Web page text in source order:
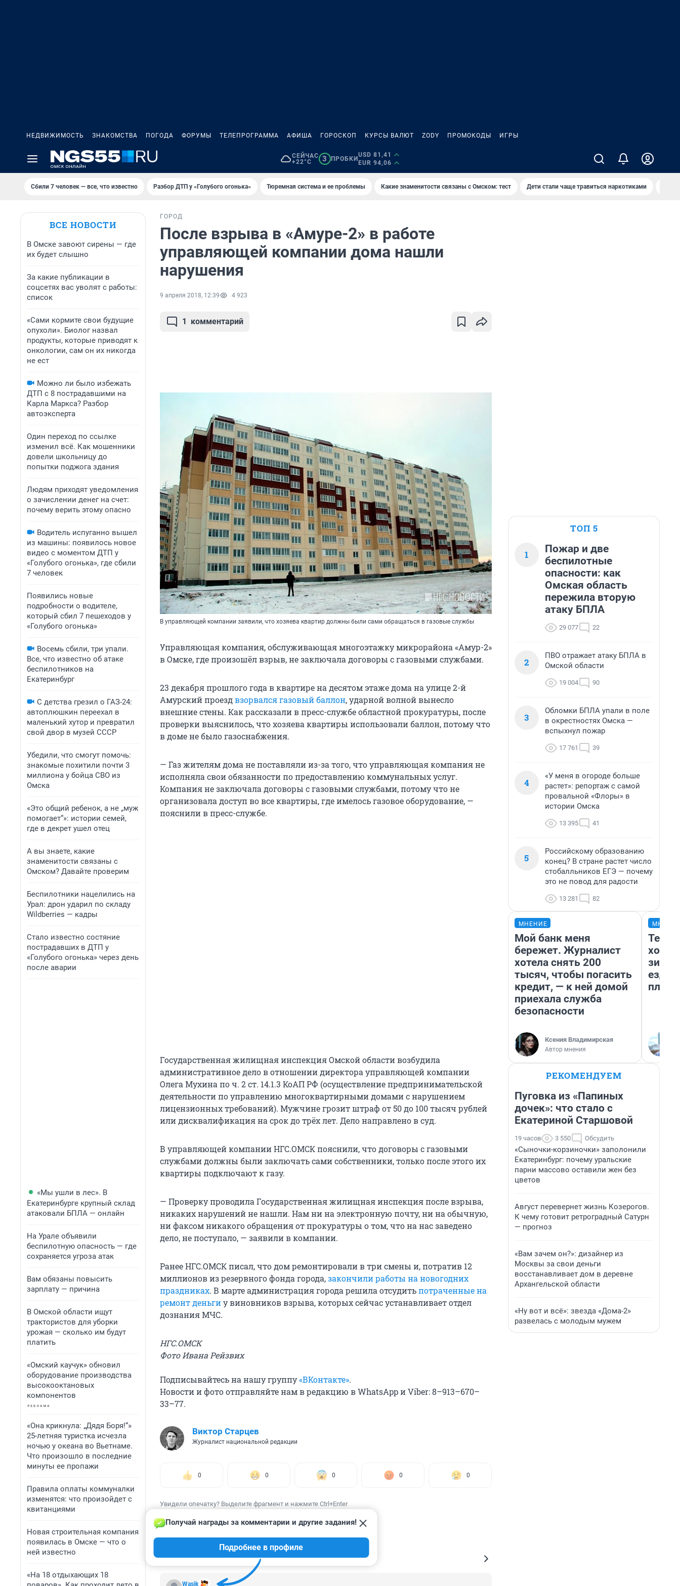
НЕДВИЖИМОСТЬ ЗНАКОМСТВА ПОГОДА ФОРУМЫ ТЕЛЕПРОГРАММА АФИША ГОРОСКОП КУРСЫ ВАЛЮТ ZODY ПРОМОКОДЫ ИГРЫ
СЕЙЧАС
+22°C
3 ПРОБКИ
USD 81,41
EUR 94,06
Сбили 7 человек — все, что известно Разбор ДТП у «Голубого огонька» Тюремная система и ее проблемы Какие знаменитости связаны с Омском: тест Дети стали чаще травиться наркотиками
ВСЕ НОВОСТИ
В Омске завоют сирены — где
их будет слышно
За какие публикации в
соцсетях вас уволят с работы:
список
«Сами кормите свои будущие
опухоли». Биолог назвал
продукты, которые приводят к
онкологии, сам он их никогда
не ест
Можно ли было избежать
ДТП с 8 пострадавшими на
Карла Маркса? Разбор
автоэксперта
Один переход по ссылке
изменил всё. Как мошенники
довели школьницу до
попытки поджога здания
Людям приходят уведомления
о зачислении денег на счет:
почему верить этому опасно
Водитель испуганно вышел
из машины: появилось новое
видео с моментом ДТП у
«Голубого огонька», где сбили
7 человек
Появились новые
подробности о водителе,
который сбил 7 пешеходов у
«Голубого огонька»
Восемь сбили, три упали.
Все, что известно об атаке
беспилотников на
Екатеринбург
С детства грезил о ГАЗ-24:
автоплюшкин переехал в
маленький хутор и превратил
свой двор в музей СССР
Убедили, что смогут помочь:
знакомые похитили почти 3
миллиона у бойца СВО из
Омска
«Это общий ребенок, а не „муж
помогает“»: истории семей,
где в декрет ушел отец
А вы знаете, какие
знаменитости связаны с
Омском? Давайте проверим
Беспилотники нацелились на
Урал: дрон ударил по складу
Wildberries — кадры
Стало известно состяние
пострадавших в ДТП у
«Голубого огонька» через день
после аварии
«Мы ушли в лес». В
Екатеринбурге крупный склад
атаковали БПЛА — онлайн
На Урале объявили
беспилотную опасность — где
сохраняется угроза атак
Вам обязаны повысить
зарплату — причина
В Омской области ищут
трактористов для уборки
урожая — сколько им будут
платить
«Омский каучук» обновил
оборудование производства
высокооктановых
компонентов
«Она крикнула: „Дядя Боря!“»
25-летняя туристка исчезла
ночью у океана во Вьетнаме.
Что произошло в последние
минуты ее пропажи
Правила оплаты коммуналки
изменятся: что произойдет с
квитанциями
Новая строительная компания
появилась в Омске — что о
ней известно
«На 18 отдыхающих 18
ГОРОД
После взрыва в «Амуре-2» в работе
управляющей компании дома нашли
нарушения
9 апреля 2018, 12:39 4 923
1 комментарий
В управляющей компании заявили, что хозяева квартир должны были сами обращаться в газовые службы
Управляющая компания, обслуживающая многоэтажку микрорайона «Амур-2»
в Омске, где произошёл взрыв, не заключала договоры с газовыми службами.
23 декабря прошлого года в квартире на десятом этаже дома на улице 2-й
Амурский проездвзорвался газовый баллон, ударной волной вынесло
внешние стены. Как рассказали в пресс-службе областной прокуратуры, после
проверки выяснилось, что хозяева квартиры использовали баллон, потому что
в доме не было газоснабжения.
— Газ жителям дома не поставляли из-за того, что управляющая компания не
исполняла свои обязанности по предоставлению коммунальных услуг.
Компания не заключала договоры с газовыми службами, потому что не
организовала доступ во все квартиры, где имелось газовое оборудование, —
пояснили в пресс-службе.
Государственная жилищная инспекция Омской области возбудила
административное дело в отношении директора управляющей компании
Олега Мухина по ч. 2 ст. 14.1.3 КоАП РФ (осуществление предпринимательской
деятельности по управлению многоквартирными домами с нарушением
лицензионных требований). Мужчине грозит штраф от 50 до 100 тысяч рублей
или дисквалификация на срок до трёх лет. Дело направлено в суд.
В управляющей компании НГС.ОМСК пояснили, что договоры с газовыми
службами должны были заключать сами собственники, только после этого их
квартиры подключают к газу.
— Проверку проводила Государственная жилищная инспекция после взрыва,
никаких нарушений не нашли. Нам ни на электронную почту, ни на обычную,
ни факсом никакого обращения от прокуратуры о том, что на нас заведено
дело, не поступало, — заявили в компании.
Ранее НГС.ОМСК писал, что дом ремонтировали в три смены и, потратив 12
миллионов из резервного фонда города,закончили работы на новогодних
праздниках. В марте администрация города решила отсудитьпотраченные на
ремонт деньгиу виновников взрыва, которых сейчас устанавливает отдел
дознания МЧС.
НГС.ОМСК
Фото Ивана Рейзвих
Подписывайтесь на нашу группу«ВКонтакте».
Новости и фото отправляйте нам в редакцию в WhatsApp и Viber: 8–913–670–
33–77.
Виктор Старцев
Журналист национальной редакции
0 0 0 0 0
Увидели опечатку? Выделите фрагмент и нажмите Ctrl+Enter
КОММЕНТАРИИ 1
Wasik
Получай награды за комментарии и другие задания!
Подробнее в профиле
ТОП 5
1
Пожар и две
беспилотные
опасности: как
Омская область
пережила вторую
атаку БПЛА
29 077 22
2
ПВО отражает атаку БПЛА в
Омской области
19 004 90
3
Обломки БПЛА упали в поле
в окрестностях Омска —
вспыхнул пожар
17 761 39
4
«У меня в огороде больше
растет»: репортаж с самой
провальной «Флоры» в
истории Омска
13 395 41
5
Российскому образованию
конец? В стране растет число
стобалльников ЕГЭ — почему
это не повод для радости
13 281 82
МНЕНИЕ
Мой банк меня
бережет. Журналист
хотела снять 200
тысяч, чтобы погасить
кредит, — к ней домой
приехала служба
безопасности
Ксения Владимирская
Автор мнения
ездит
РЕКОМЕНДУЕМ
Пуговка из «Папиных
дочек»: что стало с
Екатериной Старшовой
19 часов 3 550 Обсудить
«Сыночки-корзиночки» заполонили
Екатеринбург: почему уральские
парни массово оставили жен без
цветов
Август перевернет жизнь Козерогов.
К чему готовит ретроградный Сатурн
— прогноз
«Вам зачем он?»: дизайнер из
Москвы за свои деньги
восстанавливает дом в деревне
Архангельской области
«Ну вот и всё»: звезда «Дома-2»
развелась с молодым мужем